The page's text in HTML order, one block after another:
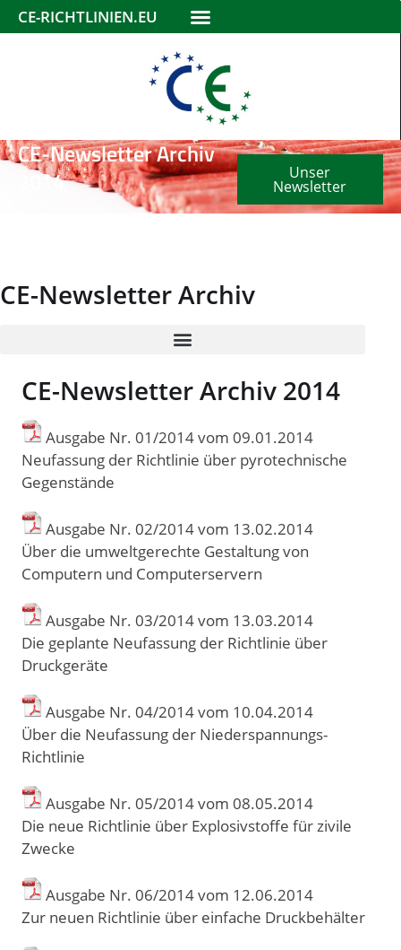
CE-RICHTLINIEN.EU
CE-Newsletter Archiv
2014
Unser
Newsletter
CE-Newsletter Archiv
CE-Newsletter Archiv 2014
Ausgabe Nr. 01/2014 vom 09.01 .2014
Neufassung der Richtlinie über pyrotechnische
Gegenstände
Ausgabe Nr. 02/2014 vom 13.02.2014
Über die umweltgerechte Gestaltung von
Computern und Computerservern
Ausgabe Nr. 03/2014 vom 13.03.2014
Die geplante Neufassung der Richtlinie über
Druckgeräte
Ausgabe Nr. 04/2014 vom 10.04.2014
Über die Neufassung der Niederspannungs-
Richtlinie
Ausgabe Nr. 05/2014 vom 08.05.2014
Die neue Richtlinie über Explosivstoffe für zivile
Zwecke
Ausgabe Nr. 06/2014 vom 12.06.2014
Zur neuen Richtlinie über einfache Druckbehälter